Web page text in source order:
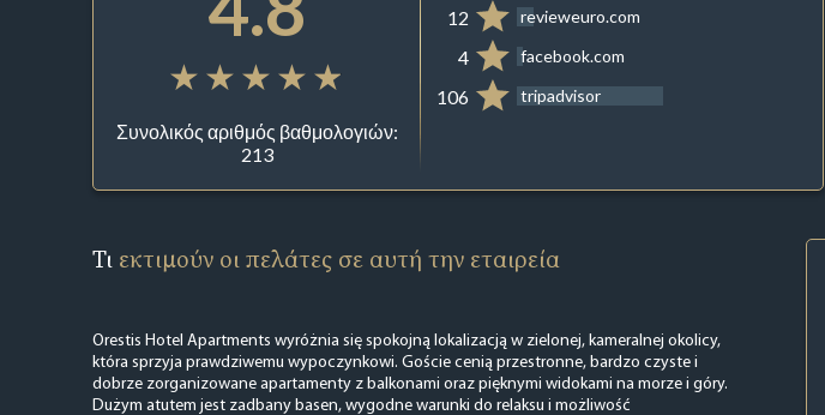
Συνολικός αριθμός βαθμολογιών:
213
12 revieweuro.com
4 facebook.com
106 tripadvisor
Τι εκτιμούν οι πελάτες σε αυτή την εταιρεία
Orestis Hotel Apartments wyróżnia się spokojną lokalizacją w zielonej, kameralnej okolicy,
która sprzyja prawdziwemu wypoczynkowi. Goście cenią przestronne, bardzo czyste i
dobrze zorganizowane apartamenty z balkonami oraz pięknymi widokami na morze i góry.
Dużym atutem jest zadbany basen, wygodne warunki do relaksu i możliwość